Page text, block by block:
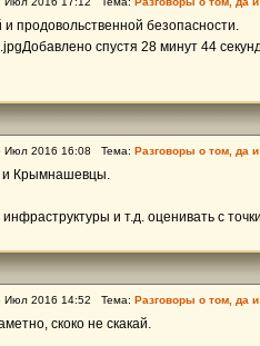
продовольственной безопасности.
спустя 28 минут 44
Июл 2016 16:08 Тема: Разговоры о том, да
и Крымнашевцы.
и т.д. оценивать с
Июл 2016 14:52 Тема: Разговоры о том, да
скоко не скакай.